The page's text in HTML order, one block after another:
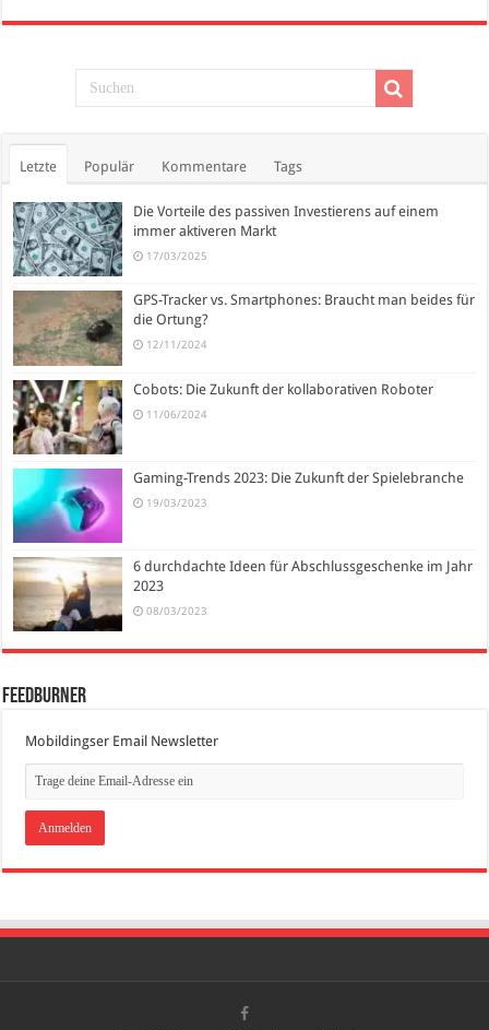
Letzte Populär Kommentare Tags
Die Vorteile des passiven Investierens auf einem
immer aktiveren Markt
17/03/2025
GPS-Tracker vs. Smartphones: Braucht man beides für
die Ortung?
12/11/2024
Cobots: Die Zukunft der kollaborativen Roboter
11/06/2024
Gaming-Trends 2023: Die Zukunft der Spielebranche
19/03/2023
6 durchdachte Ideen für Abschlussgeschenke im Jahr
2023
08/03/2023
FeedBurner
Mobildingser Email Newsletter